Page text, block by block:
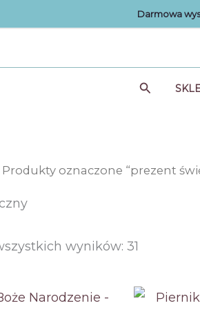
Darmowa
Szukaj
Produkty oznaczone “prezent
wyników: 31
od
niskiej